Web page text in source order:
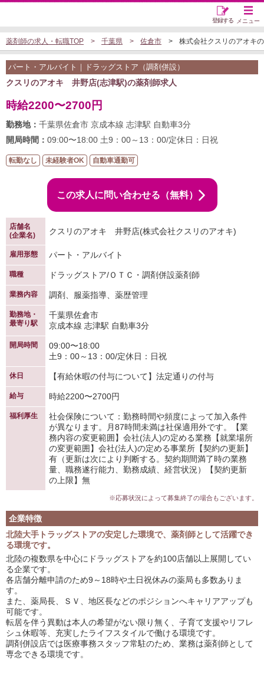
メニュー
登録する
薬剤師の求人・転職TOP 千葉県 佐倉市 株式会社クスリのアオキ
パート・アルバイト｜ドラッグストア（調剤併設）
クスリのアオキ 井野店(志津駅)の薬剤師求人
時給2200〜2700円
勤務地： 千葉県佐倉市 京成本線 志津駅 自動車3分
開局時間： 09:00〜18:00 土9：00～13：00/定休日：日祝
転勤なし 未経験者OK 自動車通勤可
この求人に問い合わせる（無料）
店舗名
(企業名)
クスリのアオキ 井野店(株式会社クスリのアオキ)
雇用形態 パート・アルバイト
職種 ドラッグストア/ＯＴＣ・調剤併設薬剤師
業務内容 調剤、服薬指導、薬歴管理
勤務地・
最寄り駅
千葉県佐倉市
京成本線 志津駅 自動車3分
開局時間
09:00〜18:00
土9：00～13：00/定休日：日祝
休日 【有給休暇の付与について】法定通りの付与
給与 時給2200〜2700円
福利厚生
社会保険について：勤務時間や頻度によって加入条件
が異なります。月87時間未満は社保適用外です。【業
務内容の変更範囲】会社(法人)の定める業務【就業場所
の変更範囲】会社(法人)の定める事業所【契約の更新】
有（更新は次により判断する。契約期間満了時の業務
量、職務遂行能力、勤務成績、経営状況）【契約更新
の上限】無
※応募状況によって募集終了の場合もございます。
企業特徴
北陸大手トラッグストアの安定した環境で、薬剤師として活躍でき
る環境です。
北陸の複数県を中心にドラッグストアを約100店舗以上展開してい
る企業です。
各店舗分離申請のため9～18時や土日祝休みの薬局も多数ありま
す。
また、薬局長、ＳＶ、地区長などのポジションへキャリアアップも
可能です。
転居を伴う異動は本人の希望がない限り無く、子育て支援やリフレ
シュ休暇等、充実したライフスタイルで働ける環境です。
調剤併設店では医療事務スタッフ常駐のため、業務は薬剤師として
専念できる環境です。